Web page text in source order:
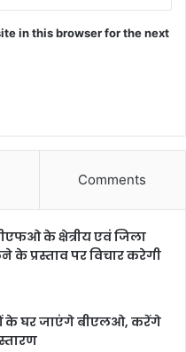
in this browser for the next
Comments
के क्षेत्रीय एवं जिला
के प्रस्ताव पर विचार करेगी
के घर जाएंगे बीएलओ, करेंगे